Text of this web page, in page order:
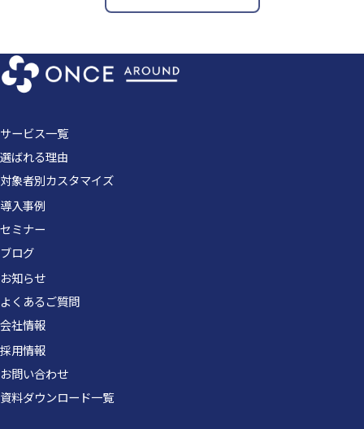
サービス一覧
選ばれる理由
対象者別カスタマイズ
導入事例
セミナー
ブログ
お知らせ
よくあるご質問
会社情報
採用情報
お問い合わせ
資料ダウンロード一覧